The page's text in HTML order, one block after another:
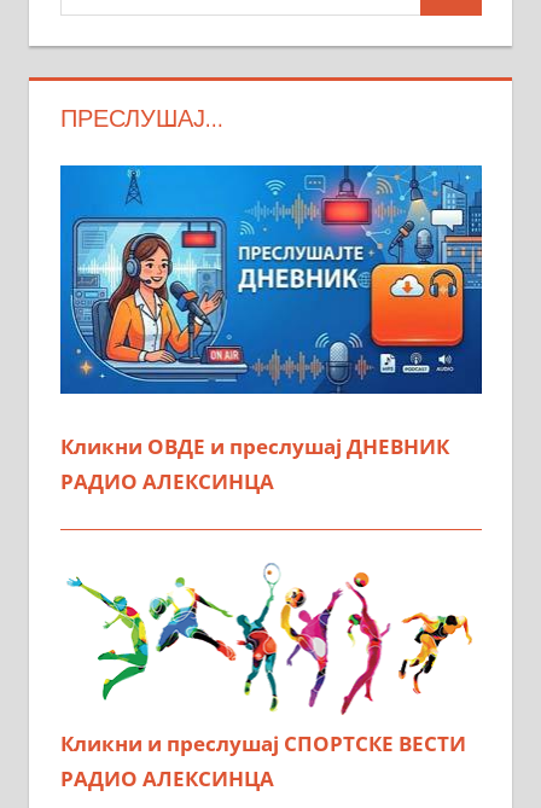
ПРЕСЛУШАЈ…
Кликни ОВДЕ и преслушај ДНЕВНИК
РАДИО АЛЕКСИНЦА
Кликни и преслушај СПОРТСКЕ ВЕСТИ
РАДИО АЛЕКСИНЦА